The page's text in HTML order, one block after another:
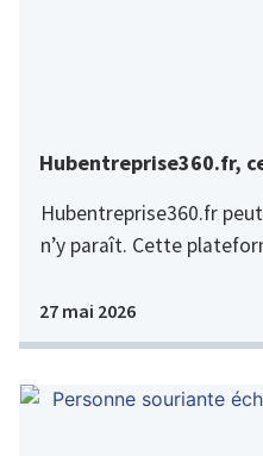
Hubentreprise360.fr,
Hubentreprise360.fr
n’y paraît. Cette
27 mai 2026